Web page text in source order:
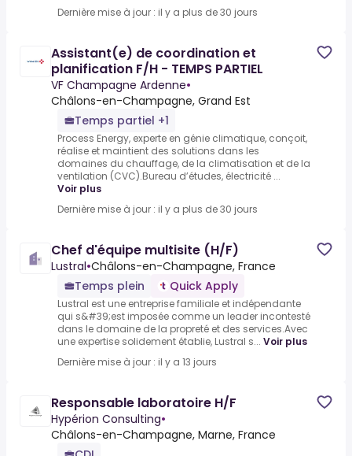
Dernière mise à jour : il y a plus de 30 jours
Assistant(e) de coordination et
planification F/H - TEMPS PARTIEL
VF Champagne Ardenne•
Châlons-en-Champagne, Grand Est
Temps partiel +1
Process Energy, experte en génie climatique, conçoit,
réalise et maintient des solutions dans les
domaines du chauffage, de la climatisation et de la
ventilation (CVC).Bureau d’études, électricité ...
Voir plus
Dernière mise à jour : il y a plus de 30 jours
Chef d'équipe multisite (H/F)
Lustral•Châlons-en-Champagne, France
Temps plein
Quick Apply
Lustral est une entreprise familiale et indépendante
qui s&#39;est imposée comme un leader incontesté
dans le domaine de la propreté et des services.Avec
une expertise solidement établie, Lustral s... Voir plus
Dernière mise à jour : il y a 13 jours
Responsable laboratoire H/F
Hypérion Consulting•
Châlons-en-Champagne, Marne, France